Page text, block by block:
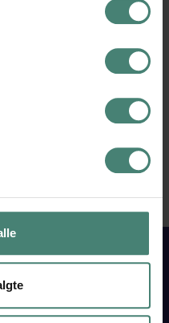
fra retningsgivende mål,
ud fra: